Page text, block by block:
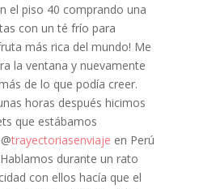
el piso 40 comprando una
con un té frío para
más rica del mundo! Me
la ventana y nuevamente
de lo que podía creer.
horas después hicimos
que estábamos
trayectoriasenviaje en Perú
durante un rato
con ellos hacía que el